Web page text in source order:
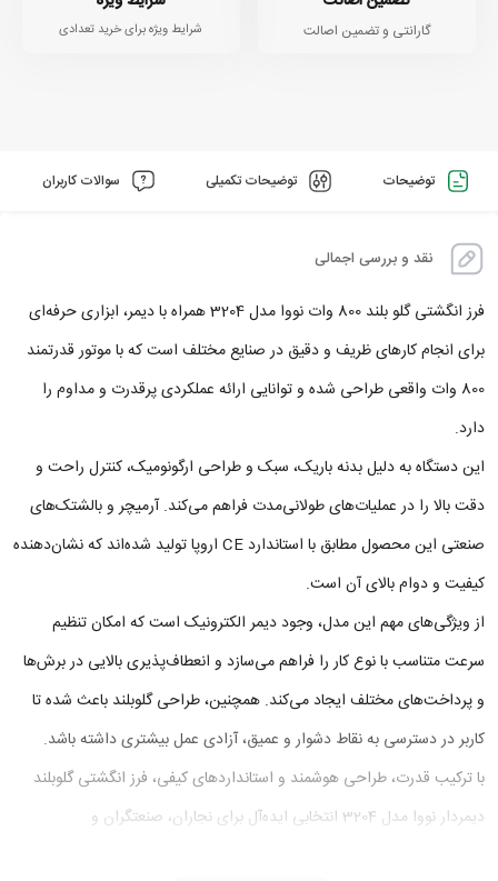
گارانتی و تضمین اصالت شرایط ویژه برای خرید تعدادی
توضیحات توضیحات تکمیلی سوالات کاربران
نقد و بررسی اجمالی
فرز انگشتی گلو بلند 800 وات نووا مدل 3204 همراه با دیمر، ابزاری حرفه‌ای
برای انجام کارهای ظریف و دقیق در صنایع مختلف است که با موتور قدرتمند
800 وات واقعی طراحی شده و توانایی ارائه عملکردی پرقدرت و مداوم را
دارد.
این دستگاه به دلیل بدنه باریک، سبک و طراحی ارگونومیک، کنترل راحت و
دقت بالا را در عملیات‌های طولانی‌مدت فراهم می‌کند. آرمیچر و بالشتک‌های
صنعتی این محصول مطابق با استاندارد CE اروپا تولید شده‌اند که نشان‌دهنده
کیفیت و دوام بالای آن است.
از ویژگی‌های مهم این مدل، وجود دیمر الکترونیک است که امکان تنظیم
سرعت متناسب با نوع کار را فراهم می‌سازد و انعطاف‌پذیری بالایی در برش‌ها
و پرداخت‌های مختلف ایجاد می‌کند. همچنین، طراحی گلوبلند باعث شده تا
کاربر در دسترسی به نقاط دشوار و عمیق، آزادی عمل بیشتری داشته باشد.
با ترکیب قدرت، طراحی هوشمند و استانداردهای کیفی، فرز انگشتی گلوبلند
دیمر‌دار نووا مدل 3204 انتخابی ایده‌آل برای نجاران، صنعتگران و